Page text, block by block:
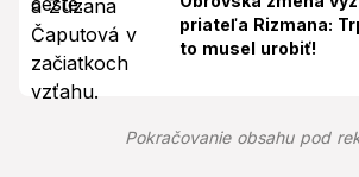
priateľa Rizmana:
to musel urobiť!
Pokračovanie obsahu pod